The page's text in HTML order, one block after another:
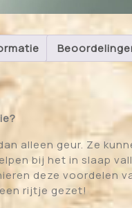
alleen geur. Ze
bij het in slaap
deze voordelen
rijtje gezet!